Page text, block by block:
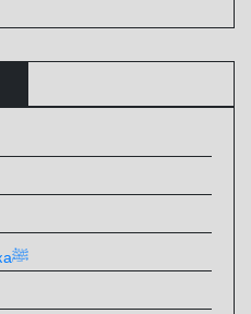
🟫 Место рождения Пророкаﷺ